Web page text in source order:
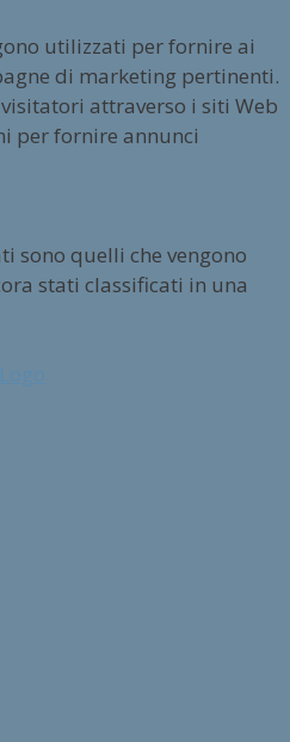
utilizzati per fornire ai
di marketing pertinenti.
attraverso i siti Web
per fornire annunci
sono quelli che vengono
stati classificati in una